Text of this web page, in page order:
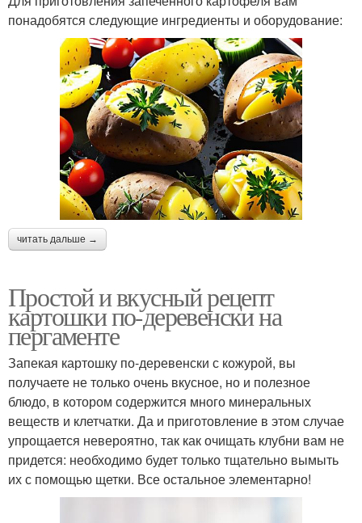
понадобятся следующие ингредиенты и оборудование:
читать дальше →
Простой и вкусный рецепт
картошки по-деревенски на
пергаменте
Запекая картошку по-деревенски с кожурой, вы
получаете не только очень вкусное, но и полезное
блюдо, в котором содержится много минеральных
веществ и клетчатки. Да и приготовление в этом случае
упрощается невероятно, так как очищать клубни вам не
придется: необходимо будет только тщательно вымыть
их с помощью щетки. Все остальное элементарно!